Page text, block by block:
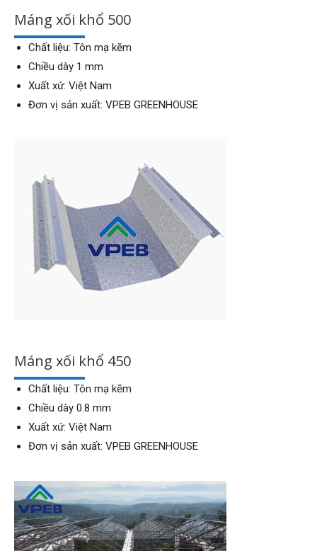
Máng xối khổ 500
Chất liệu: Tôn mạ kẽm
Chiều dày 1 mm
Xuất xứ: Việt Nam
Đơn vị sản xuất: VPEB GREENHOUSE
Máng xối khổ 450
Chất liệu: Tôn mạ kẽm
Chiều dày 0.8 mm
Xuất xứ: Việt Nam
Đơn vị sản xuất: VPEB GREENHOUSE